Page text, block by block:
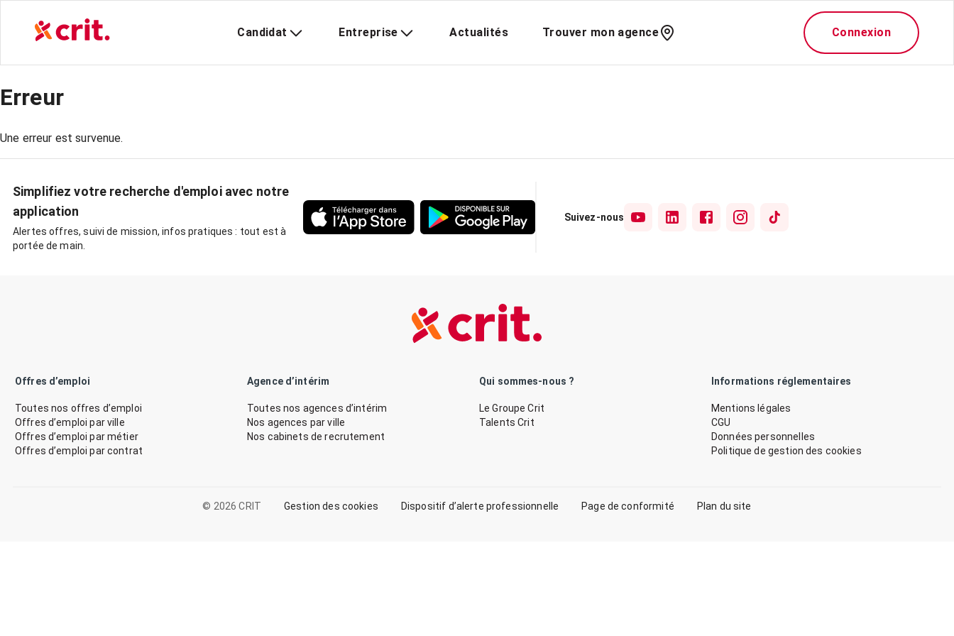
Candidat Entreprise Actualités Trouver mon agence Connexion
Erreur
Une erreur est survenue.
Simplifiez votre recherche d'emploi avec notre
application
Alertes offres, suivi de mission, infos pratiques : tout est à
portée de main.
Suivez-nous
Offres d’emploi
Toutes nos offres d’emploi
Offres d’emploi par ville
Offres d’emploi par métier
Offres d’emploi par contrat
Agence d’intérim
Toutes nos agences d’intérim
Nos agences par ville
Nos cabinets de recrutement
Qui sommes-nous ?
Le Groupe Crit
Talents Crit
Informations réglementaires
Mentions légales
CGU
Données personnelles
Politique de gestion des cookies
© 2026 CRIT Gestion des cookies Dispositif d’alerte professionnelle Page de conformité Plan du site